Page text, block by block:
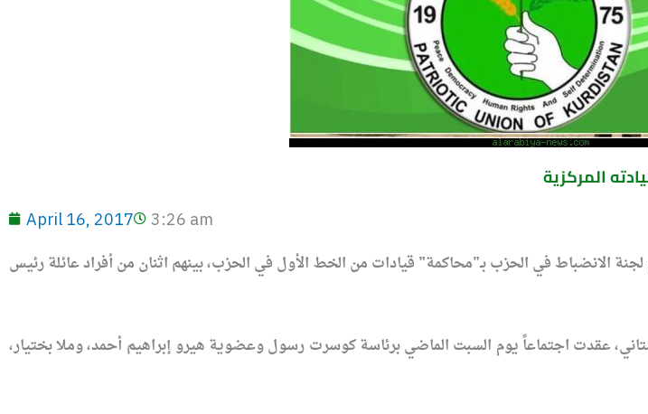
المركزية
April 16, 2017 3:26 am
الانضباط في الحزب بـ”محاكمة” قيادات من الخط الأول في الحزب، بينهم اثنان من أفراد عائلة رئيس
عقدت اجتماعاً يوم السبت الماضي برئاسة كوسرت رسول وعضوية هيرو إبراهيم أحمد، وملا بختيار،